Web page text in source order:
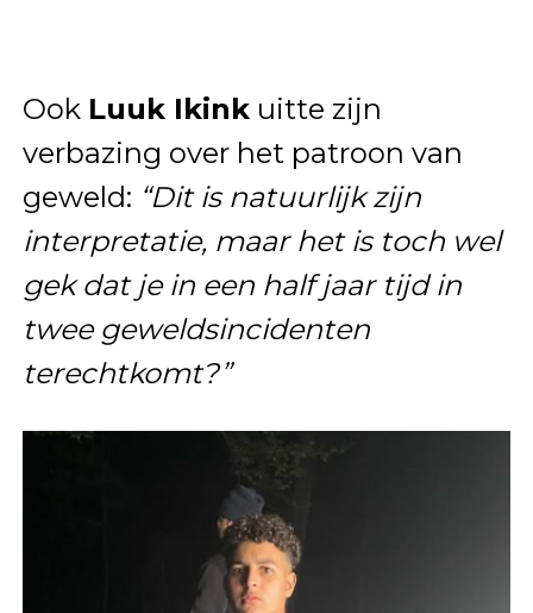
Ook Luuk Ikinkuitte zijn
verbazing over het patroon van
geweld: “Dit is natuurlijk zijn
interpretatie, maar het is toch wel
gek dat je in een half jaar tijd in
twee geweldsincidenten
terechtkomt?”